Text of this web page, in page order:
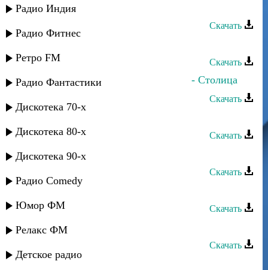
Радио Индия
Радио Фитнес
Ретро FM
Радио Фантастики
Дискотека 70-х
Дискотека 80-х
Дискотека 90-х
Радио Comedy
Юмор ФМ
Релакс ФМ
Детское радио
Умалав Кебедов - Горянка
Скачать
Скачать
Тимур Темиров и Умалав Кебедов - Столица
Скачать
Скачать
Нариман Умаров - Досум
Скачать
Нариман Умаров - Яхсай...
Скачать
Умалав Кебедов - Друзьям
Скачать
Аташка Умаров - Озелер (remix)